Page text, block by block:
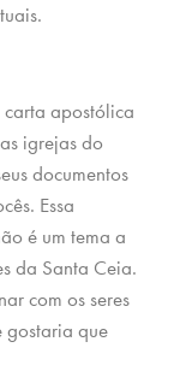
carta apostólica
igrejas do
documentos
Essa
é um tema a
da Santa Ceia.
com os seres
gostaria que